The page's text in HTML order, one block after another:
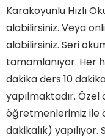
Karakoyunlu Hızlı
alabilirsiniz. Veya
alabilirsiniz. Seri
tamamlanıyor. Her
dakika ders 10
yapılmaktadır.
öğretmenlerimiz ile
dakikalık)